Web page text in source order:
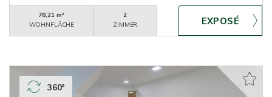
78,21 m²
WOHNFLÄCHE
2
ZIMMER
360°